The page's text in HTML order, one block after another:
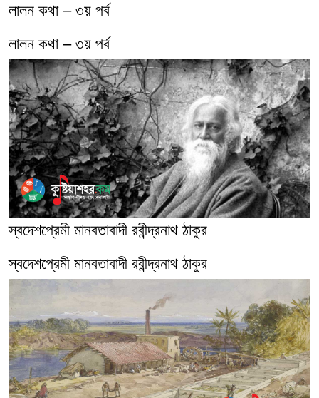
লালন কথা – ৩য় পর্ব
লালন কথা – ৩য় পর্ব
স্বদেশপ্রেমী মানবতাবাদী রবীন্দ্রনাথ ঠাকুর
স্বদেশপ্রেমী মানবতাবাদী রবীন্দ্রনাথ ঠাকুর